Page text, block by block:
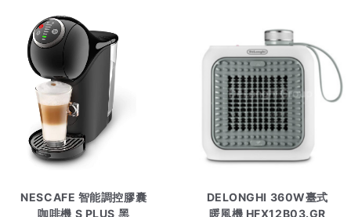
NESCAFE 智能調控膠囊
咖啡機 S PLUS 黑
DELONGHI 360W臺式
暖風機 HFX12B03.GR